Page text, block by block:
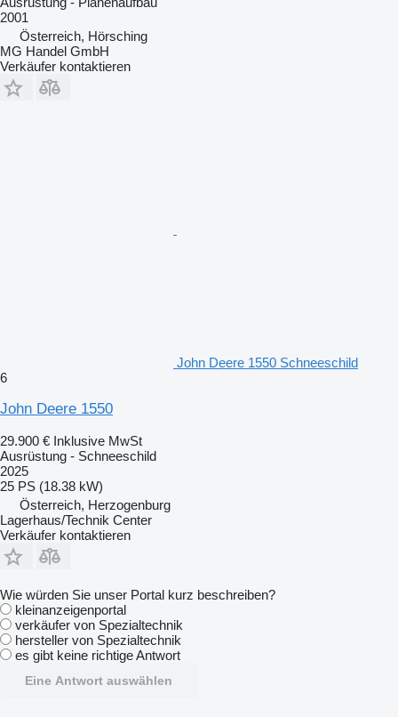
2001
Österreich, Hörsching
MG Handel GmbH
Verkäufer kontaktieren
John Deere 1550 Schneeschild
6
John Deere 1550
29.900 € Inklusive MwSt
Ausrüstung - Schneeschild
2025
25 PS (18.38 kW)
Österreich, Herzogenburg
Lagerhaus/Technik Center
Verkäufer kontaktieren
Wie würden Sie unser Portal kurz beschreiben?
kleinanzeigenportal
verkäufer von Spezialtechnik
hersteller von Spezialtechnik
es gibt keine richtige Antwort
Eine Antwort auswählen